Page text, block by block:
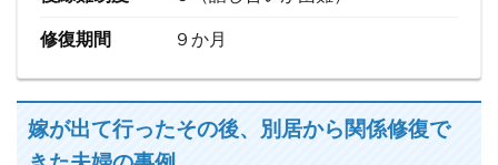
修復期間 ９か月
嫁が出て行ったその後、別居から関係修復で